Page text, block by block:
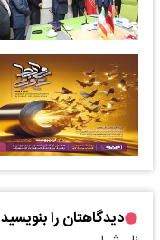
دیدگاهتان را بنویسید